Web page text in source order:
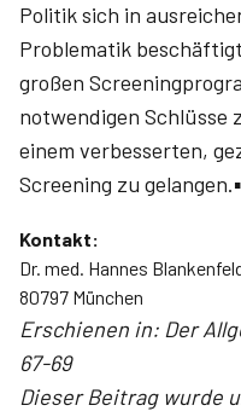
Politik sich in
Problematik
großen
notwendigen Schlüsse
einem verbesserten,
Screening zu gelangen.▪
Kontakt:
Dr. med. Hannes
80797 München
Erschienen in: Der
67-69
Dieser Beitrag wurde